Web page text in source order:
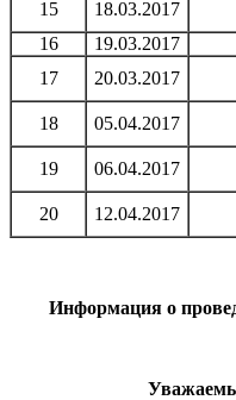
15 18.03.2017
16 19.03.2017
17
20.03.2017
18
05.04.2017
19 06.04.2017
20 12.04.2017
Информация о